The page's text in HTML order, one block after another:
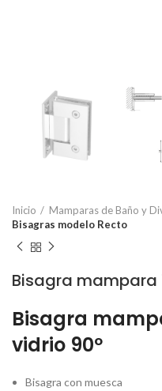
Inicio Mamparas de Baño y
Bisagras modelo Recto
Bisagra mampara
Bisagra
vidrio 90º
Bisagra con muesca